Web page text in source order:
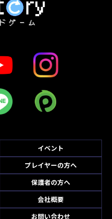
イベント
プレイヤーの方へ
保護者の方へ
会社概要
お問い合わせ